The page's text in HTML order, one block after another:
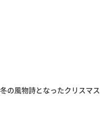
の風物詩となったクリスマス